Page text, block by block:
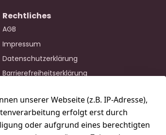
unserer Webseite (z.B. IP-Adresse),
erfolgt erst durch
oder aufgrund eines berechtigten
Rechtliches
AGB
Impressum
Datenschutzerklärung
Barrierefreiheitserklärung